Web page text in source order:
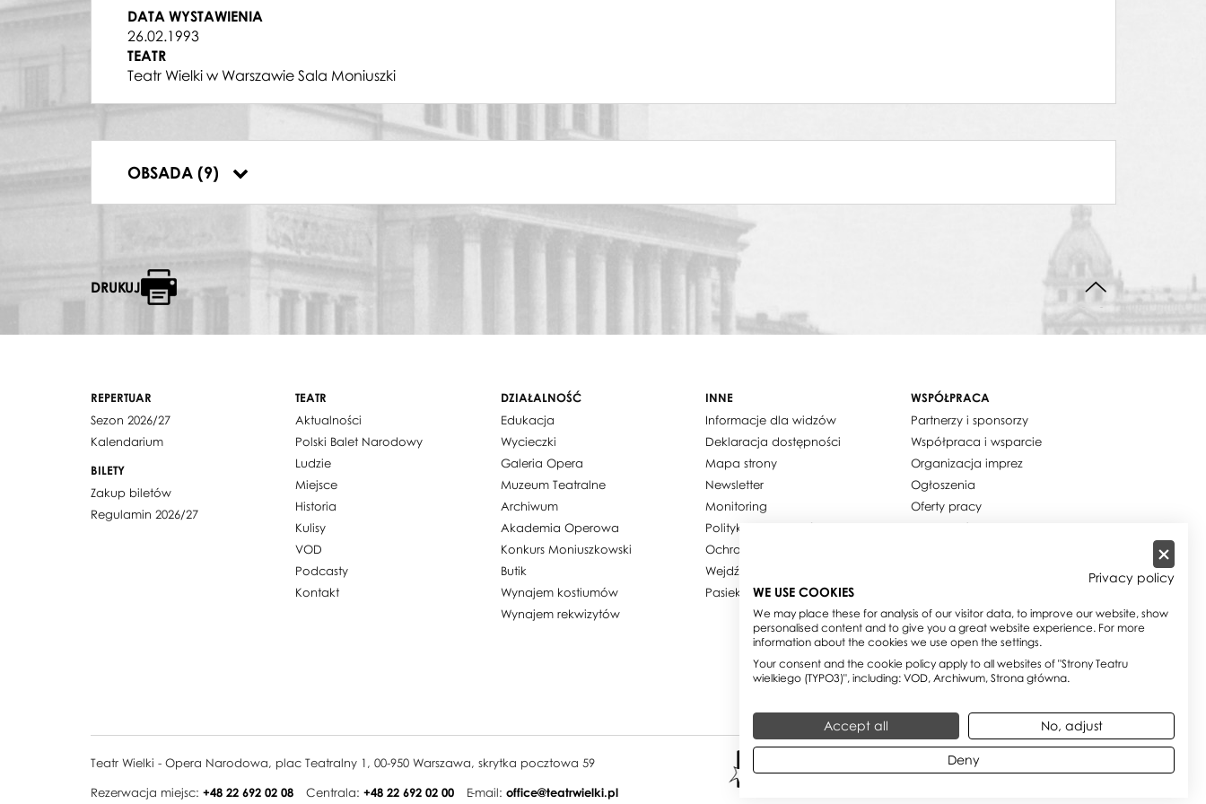
DATA WYSTAWIENIA
26.02.1993
TEATR
Teatr Wielki w Warszawie Sala Moniuszki
OBSADA (9)
Bogdan Paprocki
NABUCCO
Zbigniew Macias
ANNA
Hanna Zdunek
Stanisław Kowalski
Wanda Bargiełowska-Bargeyllo
DRUKUJ
REPERTUAR
Sezon 2026/27
Kalendarium
BILETY
Zakup biletów
Regulamin 2026/27
TEATR
Aktualności
Polski Balet Narodowy
Ludzie
Miejsce
Historia
Kulisy
VOD
Podcasty
Kontakt
DZIAŁALNOŚĆ
Edukacja
Wycieczki
Galeria Opera
Muzeum Teatralne
Archiwum
Akademia Operowa
Konkurs Moniuszkowski
Butik
Wynajem kostiumów
Wynajem rekwizytów
INNE
Informacje dla widzów
Deklaracja dostępności
Mapa strony
Newsletter
Monitoring
Polityka prywatności / Cookies
Ochrona danych osobowych
Wejdź w obiektyw
Pasieka w Teatrze
WSPÓŁPRACA
Partnerzy i sponsorzy
Współpraca i wsparcie
Organizacja imprez
Ogłoszenia
Oferty pracy
Dla mediów
Biuletyn Informacji Publicznej
Teatr Wielki - Opera Narodowa, plac Teatralny 1, 00-950 Warszawa, skrytka pocztowa 59
Rezerwacja miejsc: +48 22 692 02 08 Centrala: +48 22 692 02 00 E-mail: office@teatrwielki.pl
Privacy policy
WE USE COOKIES
We may place these for analysis of our visitor data, to improve our website, show
personalised content and to give you a great website experience. For more
information about the cookies we use open the settings.
Your consent and the cookie policy apply to all websites of "Strony Teatru
wielkiego (TYPO3)", including: VOD, Archiwum, Strona główna.
Accept all No, adjust
Deny